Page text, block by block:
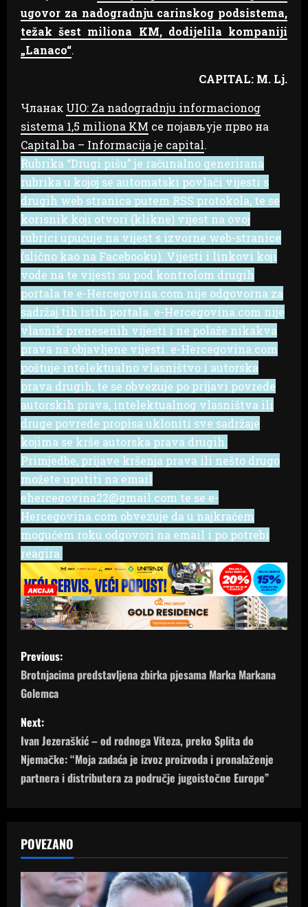
ugovor za nadogradnju carinskog podsistema,
težak šest miliona KM, dodijelila kompaniji
„Lanaco“.
CAPITAL: M. Lj.
Чланак UIO: Za nadogradnju informacionog
sistema 1,5 miliona KM се појављује прво на
Capital.ba – Informacija je capital.
Rubrika “Drugi pišu” je računalno generirana
rubrika u kojoj se automatski povlači vijesti s
drugih web stranica putem RSS protokola, te se
korisnik koji otvori (klikne) vijest na ovoj
rubrici upućuje na vijest s izvorne web-stranice
(slično kao na Facebooku). Vijesti i linkovi koji
vode na te vijesti su pod kontrolom drugih
portala te e-Hercegovina.com nije odgovorna za
sadržaj tih istih portala. e-Hercegovina.com nije
vlasnik prenesenih vijesti i ne polaže nikakva
prava na objavljene vijesti. e-Hercegovina.com
poštuje intelektualno vlasništvo i autorska
prava drugih, te se obvezuje po prijavi povrede
autorskih prava, intelektualnog vlasništva ili
druge povrede propisa ukloniti sve sadržaje
kojima se krše autorska prava drugih.
Primjedbe, prijave kršenja prava ili nešto drugo
možete uputiti na email
ehercegovina22@gmail.com te se e-
Hercegovina.com obvezuje da u najkraćem
mogućem roku odgovori na email i po potrebi
reagira.
P
o
s
t
n
a
i
g
Previous:
Brotnjacima predstavljena zbirka pjesama Marka Markana
Golemca
Next:
Ivan Jezeraškić – od rodnoga Viteza, preko Splita do
Njemačke: “Moja zadaća je izvoz proizvoda i pronalaženje
partnera i distributera za područje jugoistočne Europe”
POVEZANO